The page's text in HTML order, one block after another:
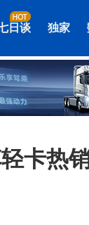
日谈 独家
卡热